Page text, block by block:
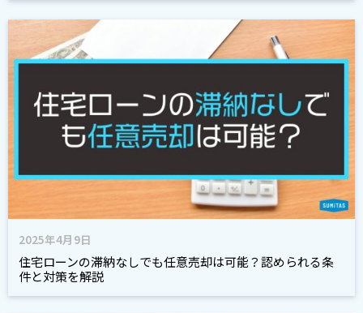
2025年4月9日
住宅ローンの滞納なしでも任意売却は可能？認められる条
件と対策を解説